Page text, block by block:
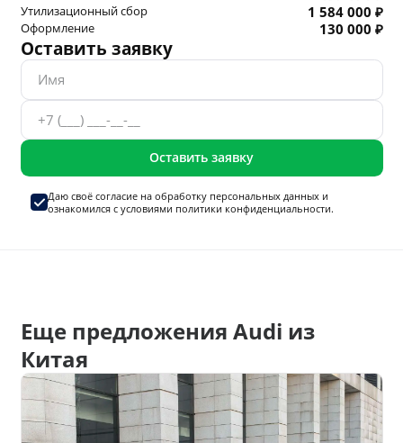
Утилизационный сбор 1 584 000 ₽
Оформление 130 000 ₽
Оставить заявку
Оставить заявку
Даю своё согласие на обработку персональных данныхи
ознакомился с условиями политики конфиденциальности.
Еще предложения Audi из
Китая